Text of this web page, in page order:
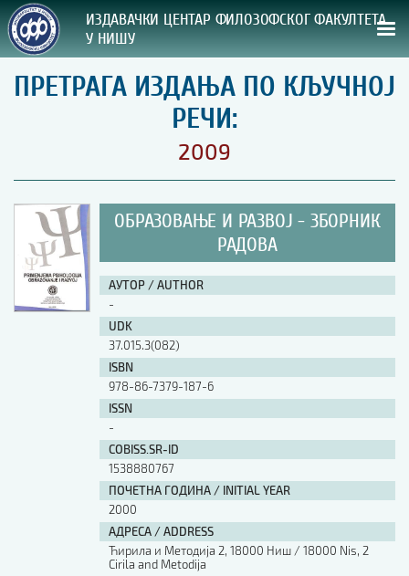
ИЗДАВАЧКИ ЦЕНТАР ФИЛОЗОФСКОГ ФАКУЛТЕТА
У НИШУ
СВА НАША ИЗДАЊА
ВРСТА ИЗДАЊА:
ПРЕГЛЕД
УПУТСТВА
УПУТСТВА
Правилник о издавачкој делатности
Упутство ауторима
Упутство уредницима
Изјава о ауторству
Изјава о лектури
Изјава о коришћењу ауторског дела
Упутство за бирање лиценце
Уговор са аутором
Шаблон прве стране и импресума [B5, ћир]
Шаблон прве стране и импресума [B5, лат]
Шаблон прве стране и импресума [B5, енг]
Етички кодекс
ПРЕТРАГА ИЗДАЊА ПО КЉУЧНОЈ
РЕЧИ:
2009
ОБРАЗОВАЊЕ И РАЗВОЈ - ЗБОРНИК
РАДОВА
АУТОР / AUTHOR
-
UDK
37.015.3(082)
ISBN
978-86-7379-187-6
ISSN
-
COBISS.SR-ID
1538880767
ПОЧЕТНА ГОДИНА / INITIAL YEAR
2000
АДРЕСА / ADDRESS
Ћирила и Методија 2, 18000 Ниш / 18000 Nis, 2
Cirila and Metodija